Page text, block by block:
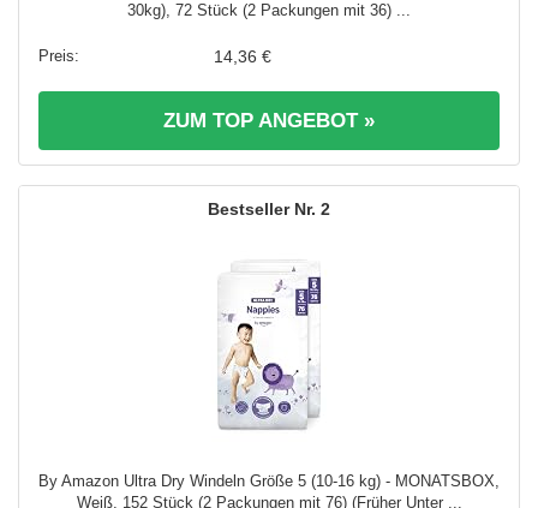
30kg), 72 Stück (2 Packungen mit 36) ...
14,36 €
ZUM TOP ANGEBOT »
2
By Amazon Ultra Dry Windeln Größe 5 (10-16 kg) - MONATSBOX,
Weiß, 152 Stück (2 Packungen mit 76) (Früher Unter ...